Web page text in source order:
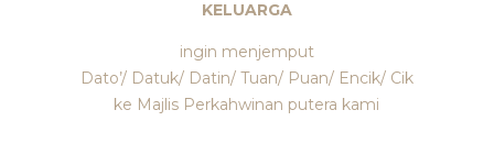
KELUARGA
ingin menjemput
Dato’/ Datuk/ Datin/ Tuan/ Puan/ Encik/ Cik
ke Majlis Perkahwinan putera kami